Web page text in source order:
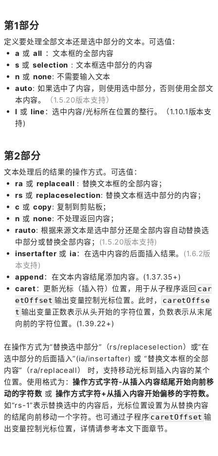
第1部分
定义要处理全部文本还是选中部分的文本。可选值：
a 或 all ：文本框的全部内容
s 或 selection : 文本框选中部分的内容
n 或 none: 不需要输入文本
auto: 如果选中了内容，则使用选中部分，否则使用全部文
本内容。
（1.5.20版本支持）
l 或 line：选中内容/光标所在位置的整行。（1.10.1版本支
持)
第2部分
文本处理后的结果的操作方式。可选值：
ra 或 replaceall : 替换文本框的全部内容；
rs 或 replaceselection: 替换文本框选中部分的内容；
c 或 copy: 复制到剪贴板；
n 或 none: 不处理返回内容；
rauto: 根据来源文本是选中部分还是全部内容自动替换选
中部分或替换全部内容； (1.5.20版本支持)
insertafter 或 ia：在选中内容的后面插入结果。 (1.6.2版
本支持)
append：在文本内容结尾添加内容。(1.37.35+)
caret：更新光标（插入符）位置，用于从子程序返回 car
etOffset 输出变量控制光标位置。此时，
caretOffse
t 输出变量正数表示从头开始的字符位置，负数表示从末尾
向前的字符位置。(1.39.22+)
在操作方式为“替换选中部分”（rs/replaceselection）或“在
选中部分的后面插入”(ia/insertafter) 或 “替换文本框的全部
内容”（ra/replaceall） 时，支持移动光标到插入内容的某个
位置。使用格式为：操作方式字符-从插入内容结尾开始向前移
动的字符数 或 操作方式字符+从插入内容开始偏移的字符数。
如“rs-1”表示替换选中的内容后，光标位置设置为从替换内容
的结尾向前移动一个字符。也可通过子程序 caretOffset 输
出变量控制光标位置，详情请参考本文下面章节。